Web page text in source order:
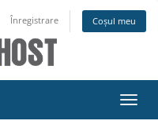
Înregistrare Coșul meu